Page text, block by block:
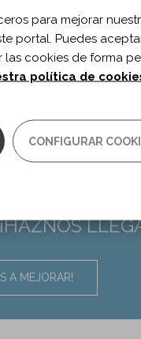
y planes de actuación
A MEJORAR!
para mejorar
portal. Puedes
cookies de forma
política de
CONFIGURAR